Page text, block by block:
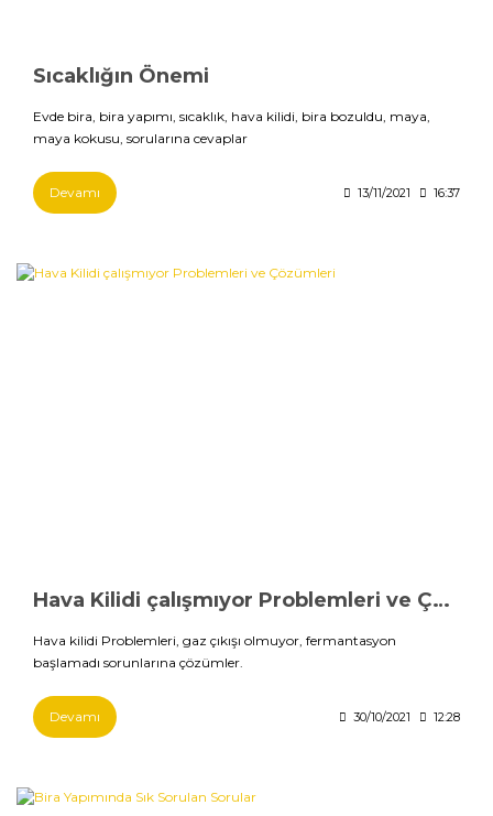
Sıcaklığın Önemi
Evde bira, bira yapımı, sıcaklık, hava kilidi, bira bozuldu, maya,
maya kokusu, sorularına cevaplar
Devamı 13/11/2021 16:37
Hava Kilidi çalışmıyor Problemleri ve Çözümleri
Hava kilidi Problemleri, gaz çıkışı olmuyor, fermantasyon
başlamadı sorunlarına çözümler.
Devamı 30/10/2021 12:28